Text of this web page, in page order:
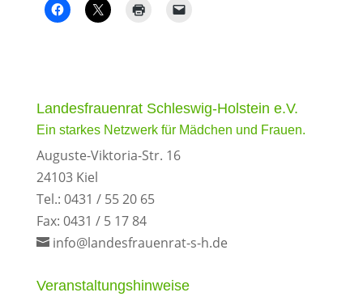
Landesfrauenrat Schleswig-Holstein e.V.
Ein starkes Netzwerk für Mädchen und Frauen.
Auguste-Viktoria-Str. 16
24103 Kiel
Tel.: 0431 / 55 20 65
Fax: 0431 / 5 17 84
info@landesfrauenrat-s-h.de
Veranstaltungshinweise